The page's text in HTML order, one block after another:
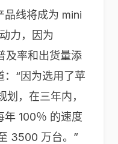
线将成为 mini
力，因为
及率和出货量添
：“因为选用了苹
，在三年内，
100％ 的速度
3500 万台。”